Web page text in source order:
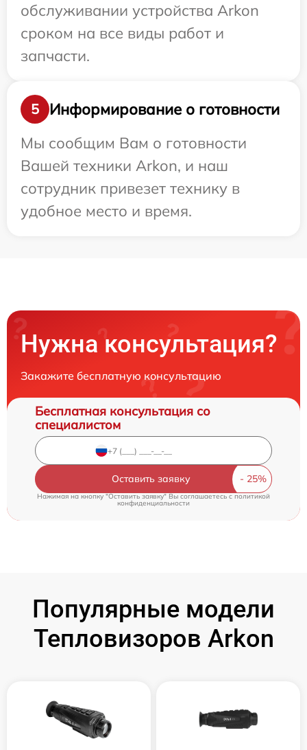
обслуживании устройства Arkon
сроком на все виды работ и
запчасти.
5
Информирование о готовности
Мы сообщим Вам о готовности
Вашей техники Arkon, и наш
сотрудник привезет технику в
удобное место и время.
Нужна консультация?
Закажите бесплатную консультацию
Бесплатная консультация со
специалистом
Оставить заявку
Нажимая на кнопку "Оставить заявку" Вы соглашаетесь c политикой
конфиденциальности
Популярные модели
Тепловизоров Arkon